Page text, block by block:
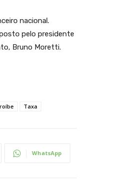
nacional.
pelo presidente
Bruno Moretti.
Taxa
WhatsApp